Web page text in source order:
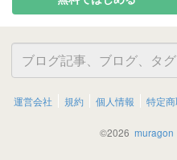
運営会社 規約 個人情報 特定商
©2026 muragon